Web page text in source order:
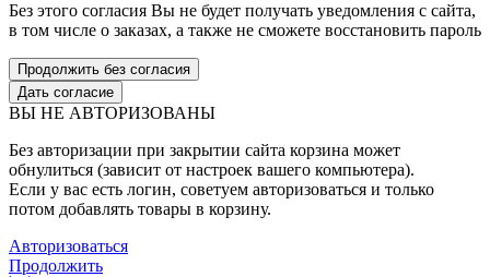
Без этого согласия Вы не будет получать уведомления с сайта,
в том числе о заказах, а также не сможете восстановить пароль
Продолжить без согласия
Дать согласие
ВЫ НЕ АВТОРИЗОВАНЫ
Без авторизации при закрытии сайта корзина может
обнулиться (зависит от настроек вашего компьютера).
Если у вас есть логин, советуем авторизоваться и только
потом добавлять товары в корзину.
Авторизоваться
Продолжить